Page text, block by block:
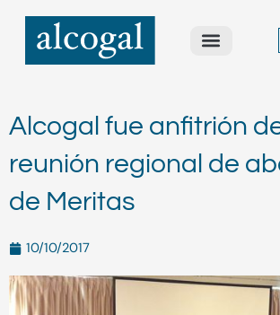
contenido
Alcogal fue anfitrión
reunión regional de
de Meritas
10/10/2017